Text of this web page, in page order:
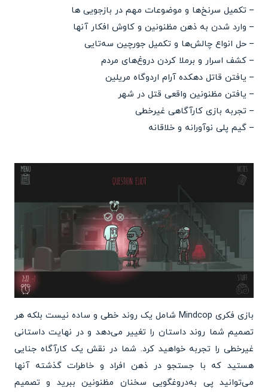
– تکمیل سرنخ‌ها و موضوعات مهم در بازجویی ها
– وارد شدن به ذهن مظنونین و کاوش افکار آنها
– حل انواع چالش‌ها و تکمیل جورچین سه‌تایی
– کشف اسرار و برملا کردن دروغ‌های مردم
– یافتن قاتل دهکده آرام اردوگاه مریلین
– یافتن مظنونین واقعی قتل در شهر
– تجربه بازی کارآگاهی غیرخطی
– گیم پلی نوآورانه و خلاقانه
بازی فکری Mindcop شامل یک روند خطی و ساده نیست بلکه هر
تصمیم شما روند داستان را تغییر می‌دهد و در نهایت داستانی
غیرخطی را تجربه خواهید کرد. شما در نقش یک کارآگاه جنایی
هستید که با جستجو در ذهن افراد و خاطرات گذشته آنها
می‌توانید پی به‌دروغگویی سخنان مظنونین ببرید و تصمیم